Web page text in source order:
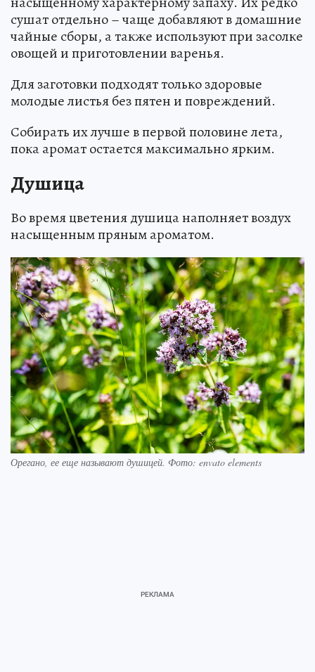
сушат отдельно – чаще добавляют в домашние
чайные сборы, а также используют при засолке
овощей и приготовлении варенья.
Для заготовки подходят только здоровые
молодые листья без пятен и повреждений.
Собирать их лучше в первой половине лета,
пока аромат остается максимально ярким.
Душица
Во время цветения душица наполняет воздух
насыщенным пряным ароматом.
Орегано, ее еще называют душицей. Фото: envato elements